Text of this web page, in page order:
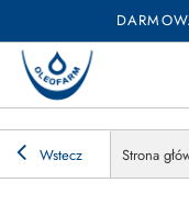
Wstecz Strona